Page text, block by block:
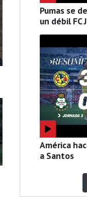
Pumas se
un débil FC
América
a Santos